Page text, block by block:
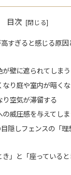
目次
すぎると感じる原
壁に遮られてしまう
なり庭や室内が暗く
空気が滞留する
威圧感を与えてしま
隠しフェンスの「理
き」と「座っている